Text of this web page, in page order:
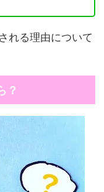
れる理由について
？